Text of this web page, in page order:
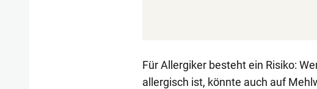
Für Allergiker besteht ein Risiko:
allergisch ist, könnte auch auf